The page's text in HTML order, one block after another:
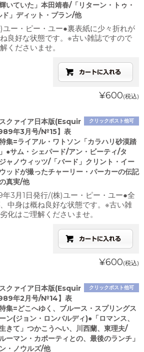
いていた」本田靖春/「リターン・トゥ・
」ディット・プラン/他
ー・ピー・ユー●裏表紙に少々折れが
良好な状態です。※古い雑誌ですので
くださいませ。
¥600(税込)
クリックポスト他可
スクァイア日本版(Esquir
年3月号/№15】表
集=ライアル・ワトソン「カラハリ砂漠踏
●サム・シェパード/アン・ビーティ/タ
ャノウィッツ/「バード」クリント・イー
ッドが撮ったチャーリー・パーカーの伝記
真実/他
3月1日発行/(株)ユー・ピー・ユー●全
中身は概ね良好な状態です。※古い雑
化はご理解くださいませ。
¥600(税込)
クリックポスト他可
スクァイア日本版(Esquir
年2月号/№14】表
集=どこへゆく、ブルース・スプリングス
ン(ジョン・ロンバルディ)●「ロマンス、
きて」つかこうへい、川西蘭、東理夫/
ルーマン・カポーティとの、最後のランチ」
・ノウルズ/他